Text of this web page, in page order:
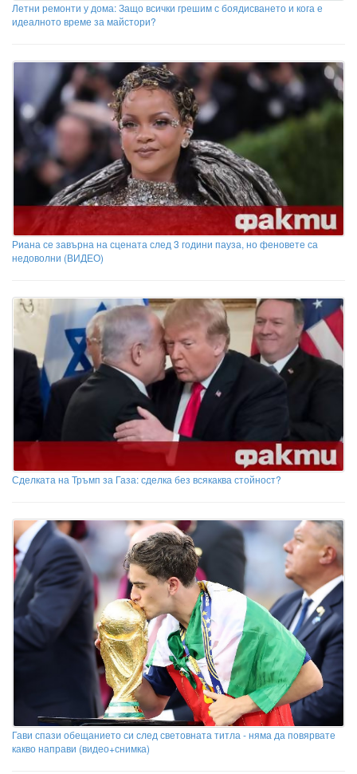
Летни ремонти у дома: Защо всички грешим с боядисването и кога е
идеалното време за майстори?
Риана се завърна на сцената след 3 години пауза, но феновете са
недоволни (ВИДЕО)
Сделката на Тръмп за Газа: сделка без всякаква стойност?
Гави спази обещанието си след световната титла - няма да повярвате
какво направи (видео+снимка)